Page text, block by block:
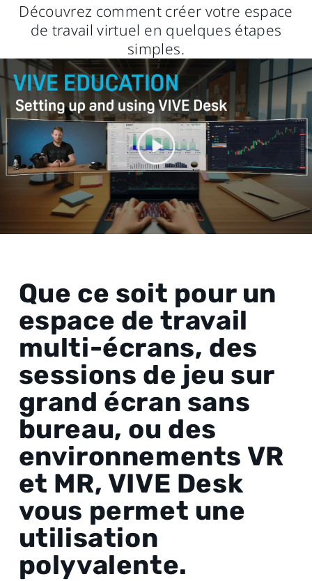
Découvrez comment créer votre espace
de travail virtuel en quelques étapes
simples.
Que ce soit pour un
espace de travail
multi-écrans, des
sessions de jeu sur
grand écran sans
bureau, ou des
environnements VR
et MR, VIVE Desk
vous permet une
utilisation
polyvalente.